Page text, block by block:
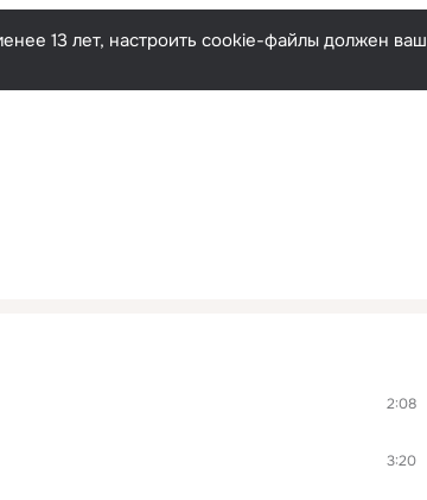
13 лет, настроить cookie-файлы должен ваш
2:08
3:20